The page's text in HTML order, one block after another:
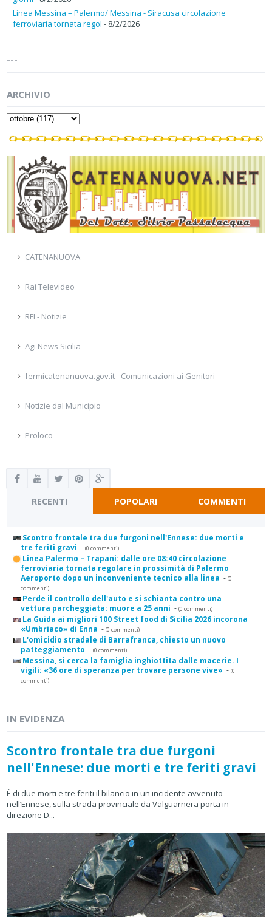
Linea Messina – Palermo/ Messina - Siracusa circolazione
ferroviaria tornata regol - 8/2/2026
---
ARCHIVIO
CATENANUOVA
Rai Televideo
RFI - Notizie
Agi News Sicilia
fermicatenanuova.gov.it - Comunicazioni ai Genitori
Notizie dal Municipio
Proloco
RECENTI POPOLARI COMMENTI
Scontro frontale tra due furgoni nell'Ennese: due morti e
tre feriti gravi - (0 commenti)
Linea Palermo – Trapani: dalle ore 08:40 circolazione
ferroviaria tornata regolare in prossimità di Palermo
Aeroporto dopo un inconveniente tecnico alla linea - (0
commenti)
Perde il controllo dell'auto e si schianta contro una
vettura parcheggiata: muore a 25 anni - (0 commenti)
La Guida ai migliori 100 Street food di Sicilia 2026 incorona
«Umbriaco» di Enna - (0 commenti)
L'omicidio stradale di Barrafranca, chiesto un nuovo
patteggiamento - (0 commenti)
Messina, si cerca la famiglia inghiottita dalle macerie. I
vigili: «36 ore di speranza per trovare persone vive» - (0
commenti)
IN EVIDENZA
Scontro frontale tra due furgoni
nell'Ennese: due morti e tre feriti gravi
È di due morti e tre feriti il bilancio in un incidente avvenuto
nell’Ennese, sulla strada provinciale da Valguarnera porta in
direzione D...